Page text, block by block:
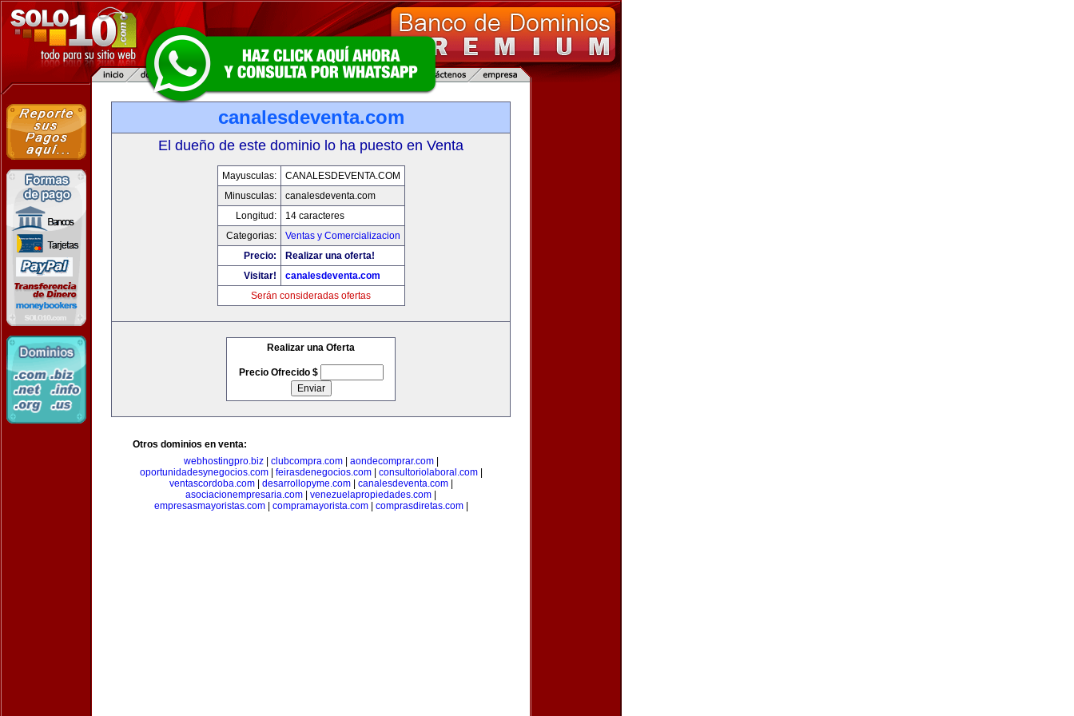
canalesdeventa.com
El dueño de este dominio lo ha puesto en Venta
Mayusculas:
CANALESDEVENTA.COM
Minusculas:
canalesdeventa.com
Longitud:
14 caracteres
Categorias:
Ventas y Comercializacion
Precio:
Realizar una oferta!
Visitar!
canalesdeventa.com
Serán consideradas ofertas
Realizar una Oferta
Precio Ofrecido $
Otros dominios en venta:
webhostingpro.biz| clubcompra.com| aondecomprar.com|
oportunidadesynegocios.com| feirasdenegocios.com| consultoriolaboral.com|
ventascordoba.com| desarrollopyme.com| canalesdeventa.com|
asociacionempresaria.com
venezuelapropiedades.com
empresasmayoristas.com| compramayorista.com| comprasdiretas.com|